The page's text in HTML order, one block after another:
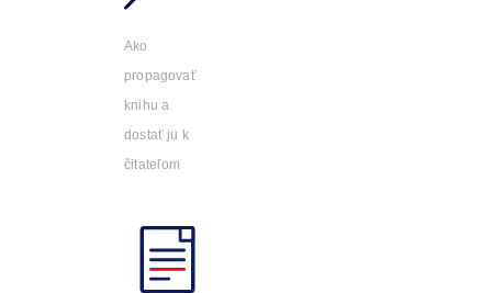
Ako
propagovať
knihu a
dostať ju k
čitateľom